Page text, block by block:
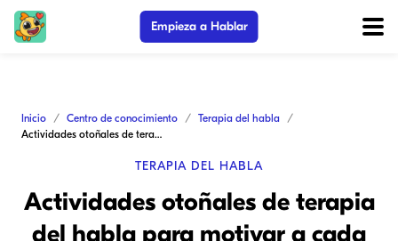
Empieza a Hablar
Inicio Centro de conocimiento
Terapia del habla
Actividades otoñales de terapia del habla para motivar a cada niño
TERAPIA DEL HABLA
Actividades otoñales de terapia
del habla para motivar a cada